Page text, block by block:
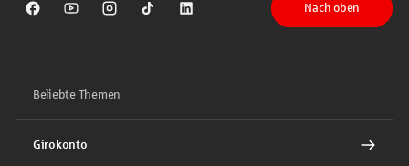
Sparkasse auf Facebook
Sparkasse auf Youtube
Sparkasse auf Instagram
Sparkasse auf TikTok
Sparkasse auf LinkedIn
Nach oben
Beliebte Themen
Girokonto